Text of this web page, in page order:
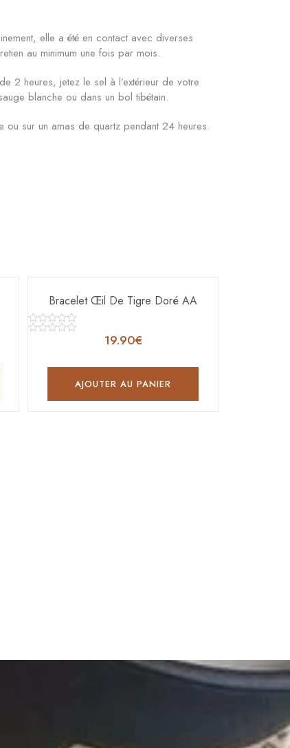
elle a été en contact avec diverses
au minimum une fois par mois.
2 heures, jetez le sel à l’extérieur de votre
blanche ou dans un bol tibétain.
ou sur un amas de quartz pendant 24 heures.
Bracelet Œil De Tigre Doré AA
Note
19.90€
AJOUTER AU PANIER